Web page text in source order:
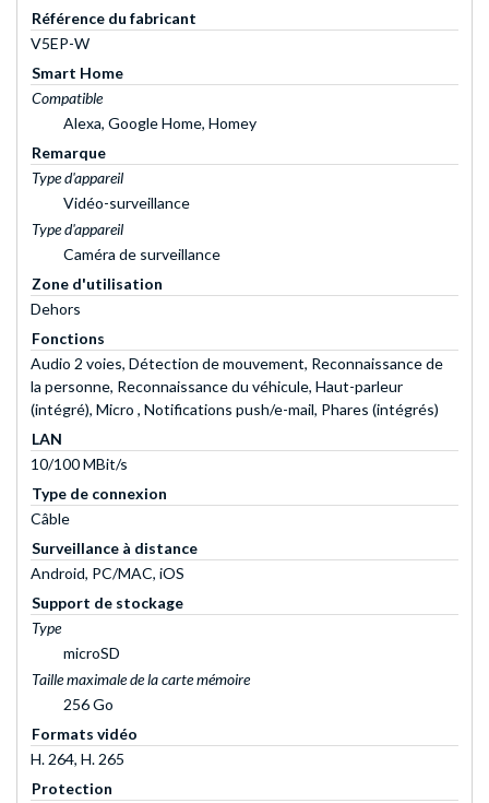
Référence du fabricant
V5EP-W
Smart Home
Compatible
Alexa, Google Home, Homey
Remarque
Type d'appareil
Vidéo-surveillance
Type d'appareil
Caméra de surveillance
Zone d'utilisation
Dehors
Fonctions
Audio 2 voies, Détection de mouvement, Reconnaissance de
la personne, Reconnaissance du véhicule, Haut-parleur
(intégré), Micro , Notifications push/e-mail, Phares (intégrés)
LAN
10/100 MBit/s
Type de connexion
Câble
Surveillance à distance
Android, PC/MAC, iOS
Support de stockage
Type
microSD
Taille maximale de la carte mémoire
256 Go
Formats vidéo
H. 264, H. 265
Protection